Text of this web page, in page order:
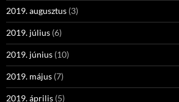
2019. augusztus (3)
2019. július (6)
2019. június (10)
2019. május (7)
2019. április (5)